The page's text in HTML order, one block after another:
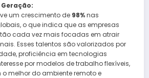
um crescimento de 98%nas
o que indica que as empresas
cada vez mais focadas em atrair
Esses talentos são valorizados por
proficiência em tecnologias
por modelos de trabalho flexíveis,
melhor do ambiente remoto e